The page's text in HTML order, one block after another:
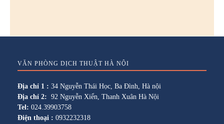
VĂN PHÒNG DỊCH THUẬT HÀ NỘI
Địa chỉ 1 : 34 Nguyễn Thái Học, Ba Đình, Hà nội
Địa chỉ 2: 92 Nguyễn Xiển, Thanh Xuân Hà Nội
Tel: 024.39903758
Điện thoại : 0932232318